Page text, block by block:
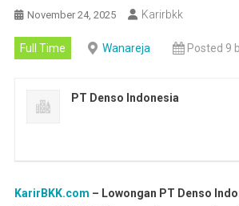
November 24, 2025 Karirbkk
Full Time Wanareja Posted 9
PT Denso Indonesia
KarirBKK.com – Lowongan PT Denso